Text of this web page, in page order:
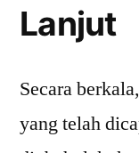
Lanjut
Secara
yang telah